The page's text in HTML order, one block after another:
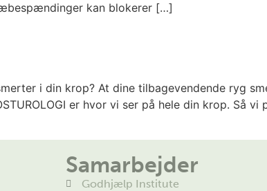
kan blokerer […]
i din krop? At dine tilbagevendende ryg
er hvor vi ser på hele din krop. Så vi
Samarbejder
Godhjælp Institute